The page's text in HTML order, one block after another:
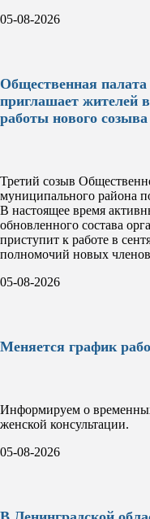
05-08-2026
Общественная
приглашает жителей
работы нового созыва
Третий созыв
муниципального района
В настоящее время
обновленного состава
приступит к работе в
полномочий новых
05-08-2026
Меняется график
Информируем о
женской консультации.
05-08-2026